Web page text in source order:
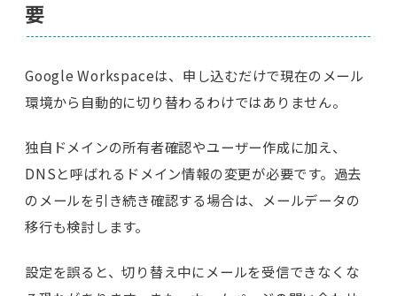
要
Google Workspaceは、申し込むだけで現在のメール
環境から自動的に切り替わるわけではありません。
独自ドメインの所有者確認やユーザー作成に加え、
DNSと呼ばれるドメイン情報の変更が必要です。過去
のメールを引き続き確認する場合は、メールデータの
移行も検討します。
設定を誤ると、切り替え中にメールを受信できなくな